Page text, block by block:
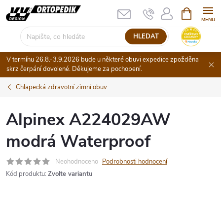
Přejít
na
HLEDAT
NÁKUPNÍ
KOŠÍK
V termínu 26.8.-3.9.2026 bude u některé obuvi expedice zpožděna
skrz čerpání dovolené. Děkujeme za pochopení.
Chlapecká zdravotní zimní obuv
Alpinex A224029AW
modrá Waterproof
Neohodnoceno Podrobnosti hodnocení
Kód produktu: Zvolte variantu